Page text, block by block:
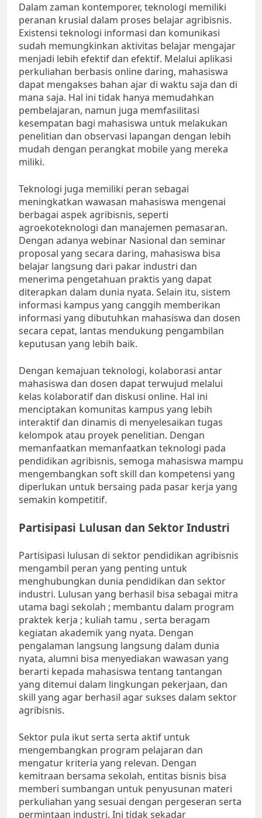
Dalam zaman kontemporer, teknologi memiliki
peranan krusial dalam proses belajar agribisnis.
Existensi teknologi informasi dan komunikasi
sudah memungkinkan aktivitas belajar mengajar
menjadi lebih efektif dan efektif. Melalui aplikasi
perkuliahan berbasis online daring, mahasiswa
dapat mengakses bahan ajar di waktu saja dan di
mana saja. Hal ini tidak hanya memudahkan
pembelajaran, namun juga memfasilitasi
kesempatan bagi mahasiswa untuk melakukan
penelitian dan observasi lapangan dengan lebih
mudah dengan perangkat mobile yang mereka
miliki.
Teknologi juga memiliki peran sebagai
meningkatkan wawasan mahasiswa mengenai
berbagai aspek agribisnis, seperti
agroekoteknologi dan manajemen pemasaran.
Dengan adanya webinar Nasional dan seminar
proposal yang secara daring, mahasiswa bisa
belajar langsung dari pakar industri dan
menerima pengetahuan praktis yang dapat
diterapkan dalam dunia nyata. Selain itu, sistem
informasi kampus yang canggih memberikan
informasi yang dibutuhkan mahasiswa dan dosen
secara cepat, lantas mendukung pengambilan
keputusan yang lebih baik.
Dengan kemajuan teknologi, kolaborasi antar
mahasiswa dan dosen dapat terwujud melalui
kelas kolaboratif dan diskusi online. Hal ini
menciptakan komunitas kampus yang lebih
interaktif dan dinamis di menyelesaikan tugas
kelompok atau proyek penelitian. Dengan
memanfaatkan memanfaatkan teknologi pada
pendidikan agribisnis, semoga mahasiswa mampu
mengembangkan soft skill dan kompetensi yang
diperlukan untuk bersaing pada pasar kerja yang
semakin kompetitif.
Partisipasi Lulusan dan Sektor Industri
Partisipasi lulusan di sektor pendidikan agribisnis
mengambil peran yang penting untuk
menghubungkan dunia pendidikan dan sektor
industri. Lulusan yang berhasil bisa sebagai mitra
utama bagi sekolah ; membantu dalam program
praktek kerja ; kuliah tamu , serta beragam
kegiatan akademik yang nyata. Dengan
pengalaman langsung langsung dalam dunia
nyata, alumni bisa menyediakan wawasan yang
berarti kepada mahasiswa tentang tantangan
yang ditemui dalam lingkungan pekerjaan, dan
skill yang agar berhasil agar sukses dalam sektor
agribisnis.
Sektor pula ikut serta serta aktif untuk
mengembangkan program pelajaran dan
mengatur kriteria yang relevan. Dengan
kemitraan bersama sekolah, entitas bisnis bisa
memberi sumbangan untuk penyusunan materi
perkuliahan yang sesuai dengan pergeseran serta
permintaan industri. Ini tidak sekadar